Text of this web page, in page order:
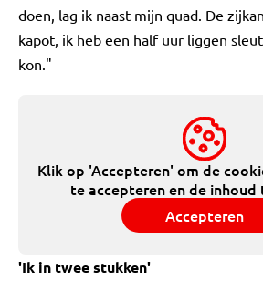
doen, lag ik naast mijn quad. De
kapot, ik heb een half uur liggen
kon."
Klik op 'Accepteren' om de
te accepteren en de inhoud
Accepteren
'Ik in twee stukken'